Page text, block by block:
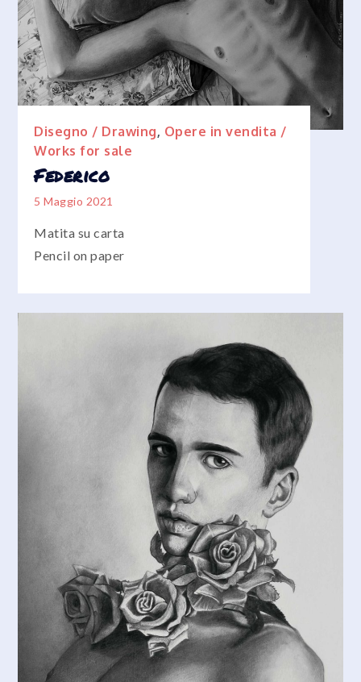
Disegno / Drawing, Opere in vendita /
Works for sale
Federico
5 Maggio 2021
Matita su carta
Pencil on paper